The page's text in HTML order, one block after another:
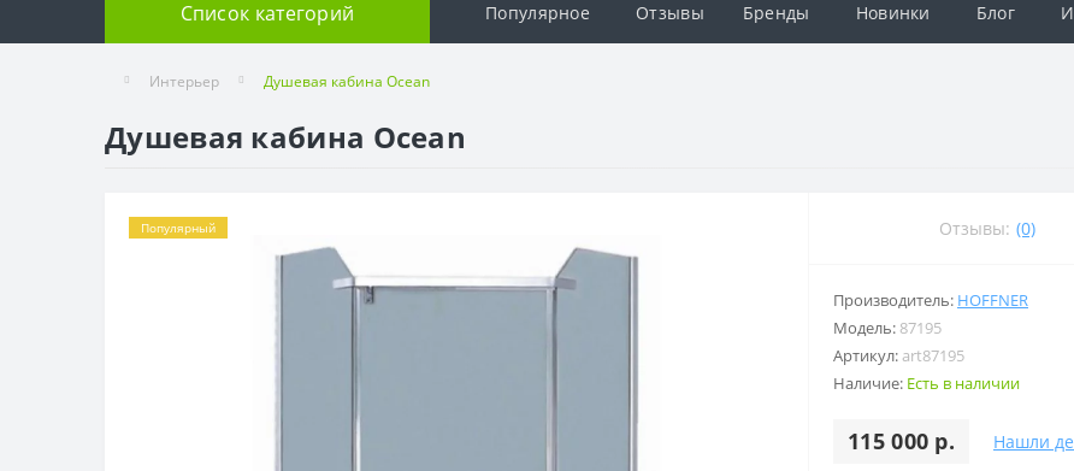
Список категорий Популярное Отзывы Бренды Новинки Блог
Интерьер Душевая кабина Ocean
Душевая кабина Ocean
Популярный Отзывы: (0)
Производитель: HOFFNER
Модель: 87195
Артикул: art87195
Наличие: Есть в наличии
115 000 р. Нашли